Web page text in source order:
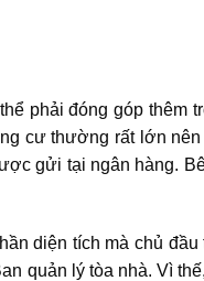
phải đóng góp thêm
cư thường rất lớn
gửi tại ngân hàng.
diện tích mà chủ
quản lý tòa nhà. Vì